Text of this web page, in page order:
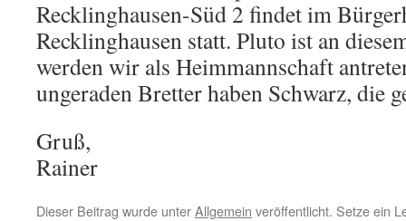
Recklinghausen-Süd 2 findet im
Recklinghausen statt. Pluto ist an
werden wir als Heimmannschaft
ungeraden Bretter haben Schwarz, die
Gruß,
Rainer
Dieser Beitrag wurde unterAllgemein veröffentlicht. Setze ein